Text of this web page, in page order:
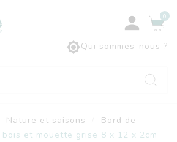
Qui sommes-nous ?
 0
Nature et saisons
Bord de
bois et mouette grise 8 x 12 x 2cm